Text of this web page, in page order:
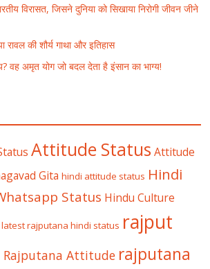
विरासत, जिसने दुनिया को सिखाया निरोगी जीवन जीने
रावल की शौर्य गाथा और इतिहास
वह अमृत योग जो बदल देता है इंसान का भाग्य!
Attitude Status Attitude
Gita hindi attitude status Hindi
Status Hindu Culture
latest rajputana hindi status rajput
Rajputana Attitude rajputana